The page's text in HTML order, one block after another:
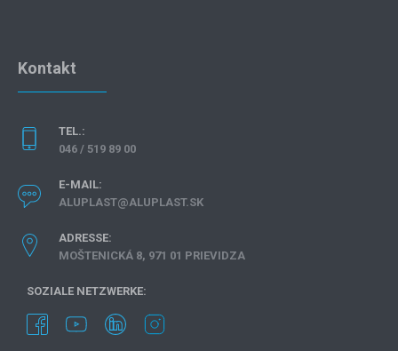
Kontakt
TEL.:
046 / 519 89 00
E-MAIL:
ALUPLAST@ALUPLAST.SK
ADRESSE:
MOŠTENICKÁ 8, 971 01 PRIEVIDZA
SOZIALE NETZWERKE: